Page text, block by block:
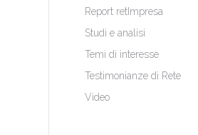
Report retImpresa
Studi e analisi
Temi di interesse
Testimonianze di Rete
Video